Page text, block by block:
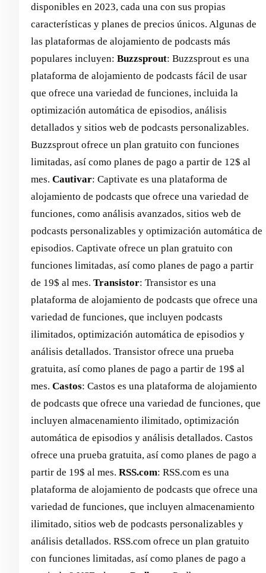
disponibles en 2023, cada una con sus propias
características y planes de precios únicos. Algunas de
las plataformas de alojamiento de podcasts más
populares incluyen: ‍ Buzzsprout: Buzzsprout es una
plataforma de alojamiento de podcasts fácil de usar
que ofrece una variedad de funciones, incluida la
optimización automática de episodios, análisis
detallados y sitios web de podcasts personalizables.
Buzzsprout ofrece un plan gratuito con funciones
limitadas, así como planes de pago a partir de 12$ al
mes. ‍ Cautivar: Captivate es una plataforma de
alojamiento de podcasts que ofrece una variedad de
funciones, como análisis avanzados, sitios web de
podcasts personalizables y optimización automática de
episodios. Captivate ofrece un plan gratuito con
funciones limitadas, así como planes de pago a partir
de 19$ al mes. Transistor: Transistor es una
plataforma de alojamiento de podcasts que ofrece una
variedad de funciones, que incluyen podcasts
ilimitados, optimización automática de episodios y
análisis detallados. Transistor ofrece una prueba
gratuita, así como planes de pago a partir de 19$ al
mes. Castos: Castos es una plataforma de alojamiento
de podcasts que ofrece una variedad de funciones, que
incluyen almacenamiento ilimitado, optimización
automática de episodios y análisis detallados. Castos
ofrece una prueba gratuita, así como planes de pago a
partir de 19$ al mes. RSS.com: RSS.com es una
plataforma de alojamiento de podcasts que ofrece una
variedad de funciones, que incluyen almacenamiento
ilimitado, sitios web de podcasts personalizables y
análisis detallados. RSS.com ofrece un plan gratuito
con funciones limitadas, así como planes de pago a